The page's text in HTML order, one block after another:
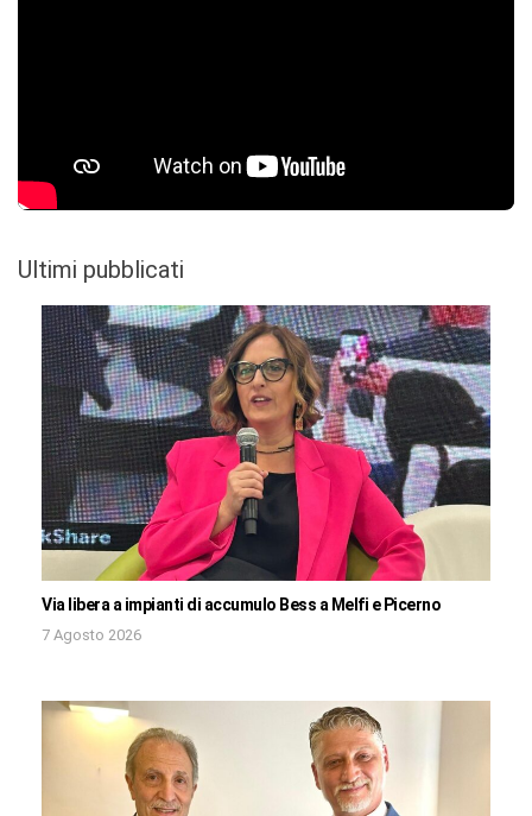
Ultimi pubblicati
Via libera a impianti di accumulo Bess a Melfi e Picerno
7 Agosto 2026